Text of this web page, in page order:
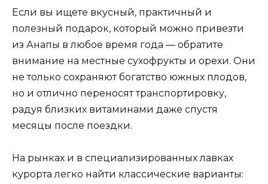
Если вы ищете вкусный, практичный и
полезный подарок, который можно привезти
из Анапы в любое время года — обратите
внимание на местные сухофрукты и орехи. Они
не только сохраняют богатство южных плодов,
но и отлично переносят транспортировку,
радуя близких витаминами даже спустя
месяцы после поездки.
На рынках и в специализированных лавках
курорта легко найти классические варианты: